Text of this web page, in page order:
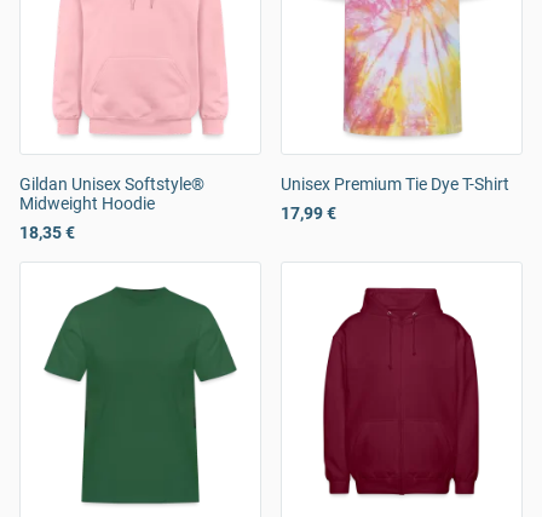
Gildan Unisex Softstyle®
Midweight Hoodie
18,35 €
Unisex Premium Tie Dye T-Shirt
17,99 €